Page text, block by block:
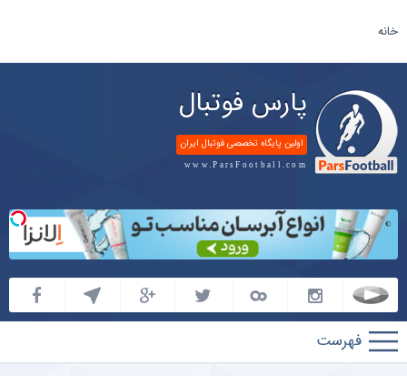
خانه
پارس فوتبال
اولین پایگاه تخصصی فوتبال ایران
www.ParsFootball.com
پارس
فوتبال